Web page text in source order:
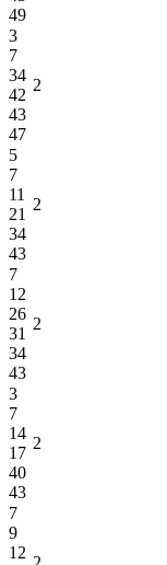
49
3
7
34
42
43
47
2
5
7
11
21
34
43
2
7
12
26
31
34
43
2
3
7
14
17
40
43
2
7
9
12